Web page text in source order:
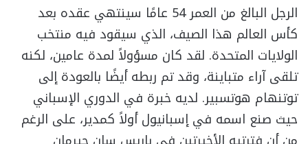
الرجل البالغ من العمر 54 عامًا سينتهي عقده بعد
كأس العالم هذا الصيف، الذي سيقود فيه منتخب
الولايات المتحدة. لقد كان مسؤولاً لمدة عامين، لكنه
تلقى آراء متباينة، وقد تم ربطه أيضًا بالعودة إلى
توتنهام هوتسبير. لديه خبرة في الدوري الإسباني
حيث صنع اسمه في إسبانيول أولاً كمدير، على الرغم